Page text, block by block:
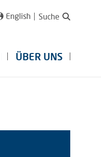
English Suche
ÜBER UNS